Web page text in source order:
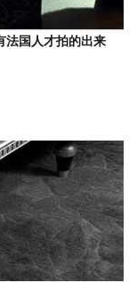
法国人才拍的出来